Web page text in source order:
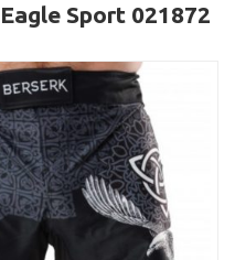
Sport 021872